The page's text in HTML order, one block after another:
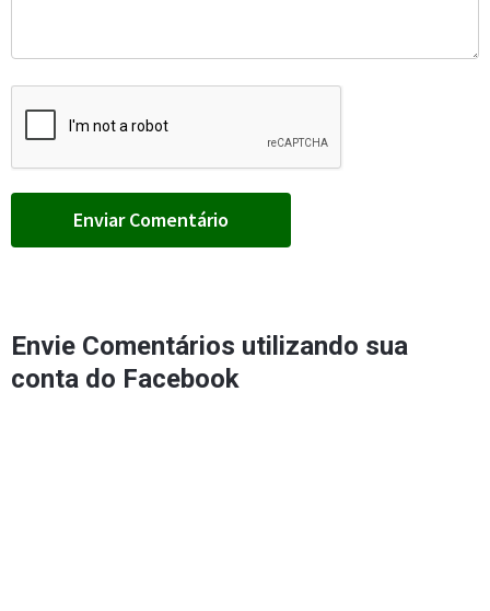
Envie Comentários utilizando sua
conta do Facebook